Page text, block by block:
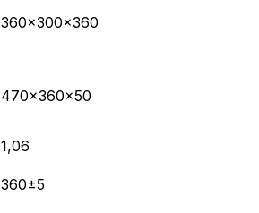
360x300x360
470x360x50
1,06
360±5